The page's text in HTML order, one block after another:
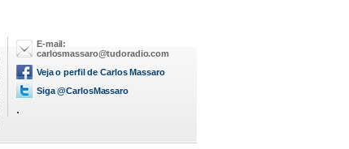
E-mail:
carlosmassaro@tudoradio.com
Veja o perfil de Carlos Massaro
Siga @CarlosMassaro
.